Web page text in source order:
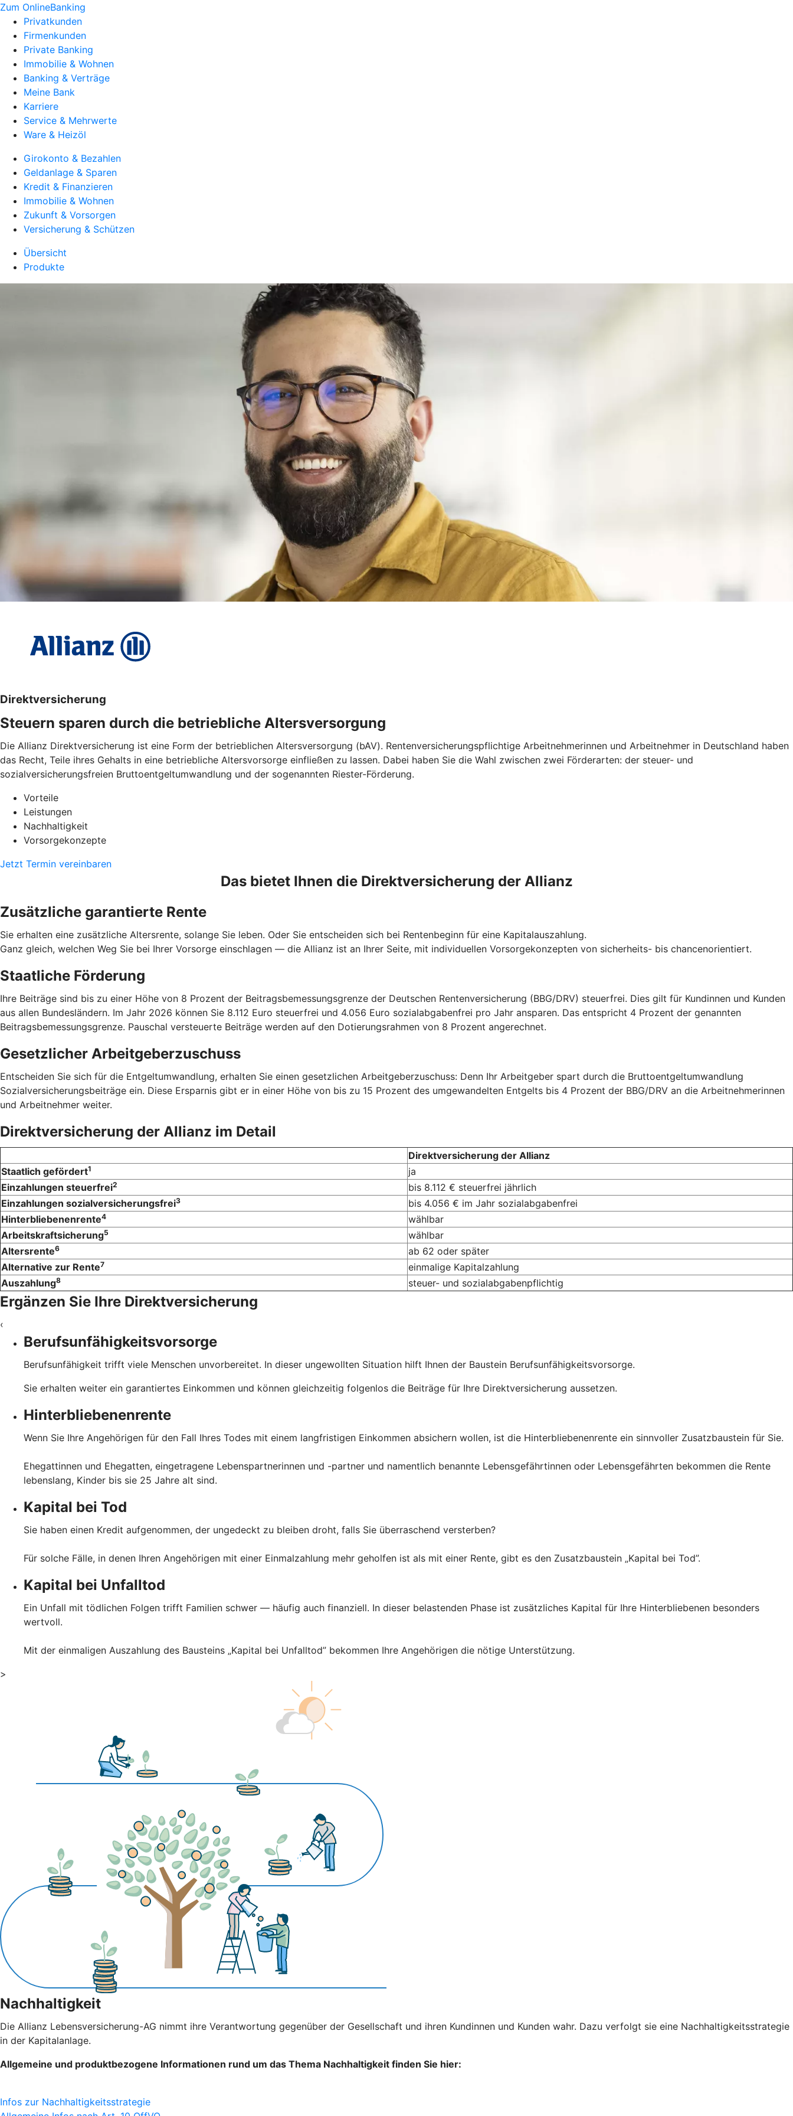
Zum OnlineBanking
Privatkunden
Firmenkunden
Private Banking
Immobilie & Wohnen
Banking & Verträge
Meine Bank
Karriere
Service & Mehrwerte
Ware & Heizöl
Girokonto & Bezahlen
Geldanlage & Sparen
Kredit & Finanzieren
Immobilie & Wohnen
Zukunft & Vorsorgen
Versicherung & Schützen
Übersicht
Produkte
Direktversicherung
Steuern sparen durch die betriebliche Altersversorgung
Die Allianz Direktversicherung ist eine Form der betrieblichen Altersversorgung (bAV). Rentenversicherungspflichtige Arbeitnehmerinnen und Arbeitnehmer in Deutschland haben
das Recht, Teile ihres Gehalts in eine betriebliche Altersvorsorge einfließen zu lassen. Dabei haben Sie die Wahl zwischen zwei Förderarten: der steuer- und
sozialversicherungsfreien Bruttoentgeltumwandlung und der sogenannten Riester-Förderung.
Vorteile
Leistungen
Nachhaltigkeit
Vorsorgekonzepte
Jetzt Termin vereinbaren
Das bietet Ihnen die Direktversicherung der Allianz
Zusätzliche garantierte Rente
Sie erhalten eine zusätzliche Altersrente, solange Sie leben. Oder Sie entscheiden sich bei Rentenbeginn für eine Kapitalauszahlung.
Ganz gleich, welchen Weg Sie bei Ihrer Vorsorge einschlagen — die Allianz ist an Ihrer Seite, mit individuellen Vorsorgekonzepten von sicherheits- bis chancenorientiert.
Staatliche Förderung
Ihre Beiträge sind bis zu einer Höhe von 8 Prozent der Beitragsbemessungsgrenze der Deutschen Rentenversicherung (BBG/DRV) steuerfrei. Dies gilt für Kundinnen und Kunden
aus allen Bundesländern. Im Jahr 2026 können Sie 8.112 Euro steuerfrei und 4.056 Euro sozialabgabenfrei pro Jahr ansparen. Das entspricht 4 Prozent der genannten
Beitragsbemessungsgrenze. Pauschal versteuerte Beiträge werden auf den Dotierungsrahmen von 8 Prozent angerechnet.
Gesetzlicher Arbeitgeberzuschuss
Entscheiden Sie sich für die Entgeltumwandlung, erhalten Sie einen gesetzlichen Arbeitgeberzuschuss: Denn Ihr Arbeitgeber spart durch die Bruttoentgeltumwandlung
Sozialversicherungsbeiträge ein. Diese Ersparnis gibt er in einer Höhe von bis zu 15 Prozent des umgewandelten Entgelts bis 4 Prozent der BBG/DRV an die Arbeitnehmerinnen
und Arbeitnehmer weiter.
Direktversicherung der Allianz im Detail
Direktversicherung der Allianz
Staatlich gefördert1
ja
Einzahlungen steuerfrei2
bis 8.112 € steuerfrei jährlich
Einzahlungen sozialversicherungsfrei3
bis 4.056 € im Jahr sozialabgabenfrei
Hinterbliebenenrente4
wählbar
Arbeitskraftsicherung5
wählbar
Altersrente6
ab 62 oder später
Alternative zur Rente7
einmalige Kapitalzahlung
Auszahlung8 steuer- und sozialabgabenpflichtig
Ergänzen Sie Ihre Direktversicherung
‹
Berufsunfähigkeitsvorsorge
Berufsunfähigkeit trifft viele Menschen unvorbereitet. In dieser ungewollten Situation hilft Ihnen der Baustein Berufsunfähigkeitsvorsorge.
Sie erhalten weiter ein garantiertes Einkommen und können gleichzeitig folgenlos die Beiträge für Ihre Direktversicherung aussetzen.
Hinterbliebenenrente
Wenn Sie Ihre Angehörigen für den Fall Ihres Todes mit einem langfristigen Einkommen absichern wollen, ist die Hinterbliebenenrente ein sinnvoller Zusatzbaustein für Sie.
Ehegattinnen und Ehegatten, eingetragene Lebenspartnerinnen und -partner und namentlich benannte Lebensgefährtinnen oder Lebensgefährten bekommen die Rente
lebenslang, Kinder bis sie 25 Jahre alt sind.
Kapital bei Tod
Sie haben einen Kredit aufgenommen, der ungedeckt zu bleiben droht, falls Sie überraschend versterben?
Für solche Fälle, in denen Ihren Angehörigen mit einer Einmalzahlung mehr geholfen ist als mit einer Rente, gibt es den Zusatzbaustein „Kapital bei Tod”.
Kapital bei Unfalltod
Ein Unfall mit tödlichen Folgen trifft Familien schwer — häufig auch finanziell. In dieser belastenden Phase ist zusätzliches Kapital für Ihre Hinterbliebenen besonders
wertvoll.
Mit der einmaligen Auszahlung des Bausteins „Kapital bei Unfalltod” bekommen Ihre Angehörigen die nötige Unterstützung.
>
Nachhaltigkeit
Die Allianz Lebensversicherung-AG nimmt ihre Verantwortung gegenüber der Gesellschaft und ihren Kundinnen und Kunden wahr. Dazu verfolgt sie eine Nachhaltigkeitsstrategie
in der Kapitalanlage.
Allgemeine und produktbezogene Informationen rund um das Thema Nachhaltigkeit finden Sie hier:
Infos zur Nachhaltigkeitsstrategie